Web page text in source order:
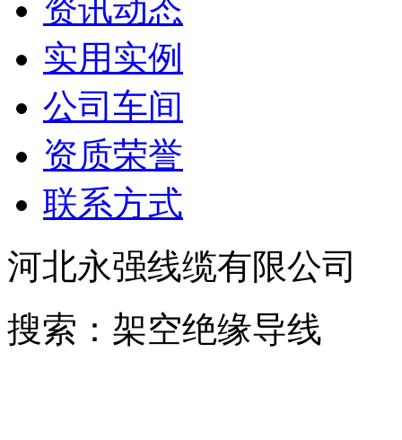
资讯动态
实用实例
公司车间
资质荣誉
联系方式
河北永强线缆有限公司
搜索：架空绝缘导线